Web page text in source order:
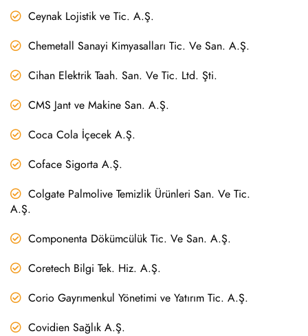
Ceynak Lojistik ve Tic. A.Ş.
Chemetall Sanayi Kimyasalları Tic. Ve San. A.Ş.
Cihan Elektrik Taah. San. Ve Tic. Ltd. Şti.
CMS Jant ve Makine San. A.Ş.
Coca Cola İçecek A.Ş.
Coface Sigorta A.Ş.
Colgate Palmolive Temizlik Ürünleri San. Ve Tic.
A.Ş.
Componenta Dökümcülük Tic. Ve San. A.Ş.
Coretech Bilgi Tek. Hiz. A.Ş.
Corio Gayrımenkul Yönetimi ve Yatırım Tic. A.Ş.
Covidien Sağlık A.Ş.